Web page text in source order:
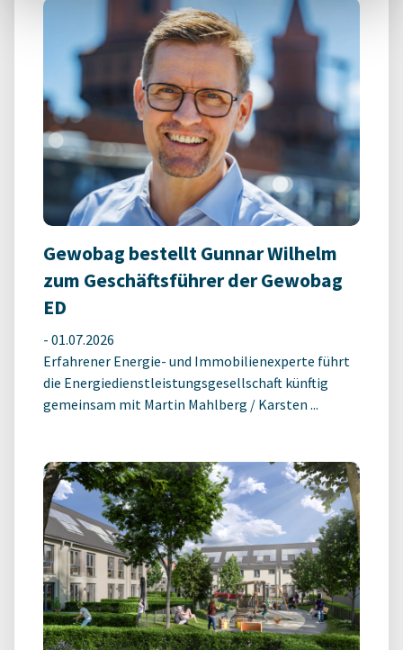
Gewobag bestellt Gunnar Wilhelm
zum Geschäftsführer der Gewobag
ED
- 01.07.2026
Erfahrener Energie- und Immobilienexperte führt
die Energiedienstleistungsgesellschaft künftig
gemeinsam mit Martin Mahlberg / Karsten ...